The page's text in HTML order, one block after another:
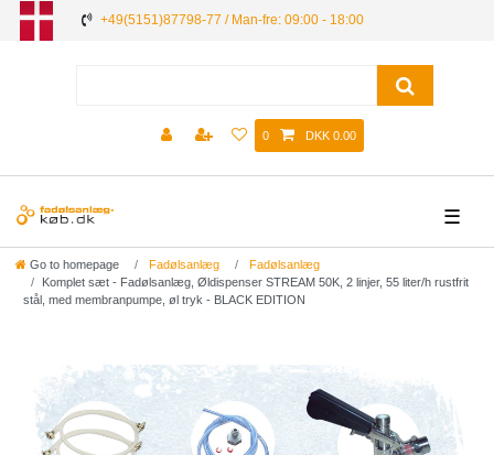
+49(5151)87798-77 / Man-fre: 09:00 - 18:00
0 DKK 0.00
☰
Go to homepage Fadølsanlæg
Fadølsanlæg
Komplet sæt - Fadølsanlæg, Øldispenser STREAM 50K, 2 linjer, 55 liter/h rustfrit
stål, med membranpumpe, øl tryk - BLACK EDITION